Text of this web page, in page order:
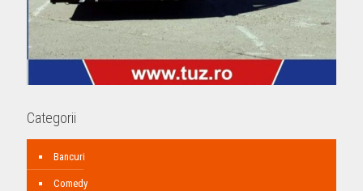
Categorii
Bancuri
Comedy